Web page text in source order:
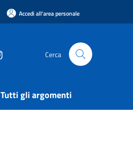
Accedi all'area personale
Cerca
Tutti gli argomenti